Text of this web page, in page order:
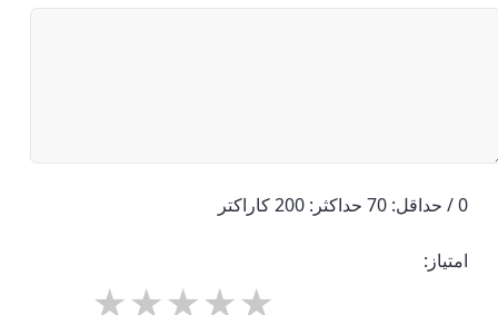
0 / حداقل: 70 حداکثر: 200 کاراکتر
امتیاز: